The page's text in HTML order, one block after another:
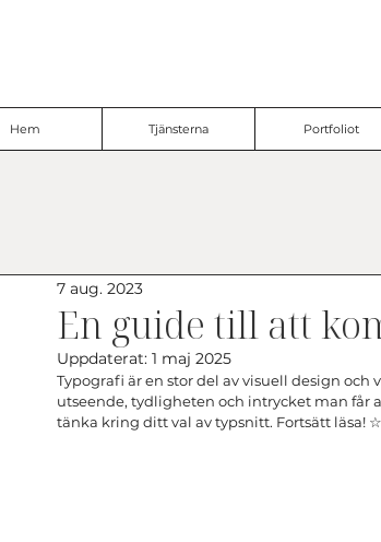
Hem Tjänsterna Portfoliot
En guide till att
7 aug. 2023
Uppdaterat: 1 maj 2025
Typografi är en stor del av visuell design
utseende, tydligheten och intrycket man får
tänka kring ditt val av typsnitt. Fortsätt läsa! ☆